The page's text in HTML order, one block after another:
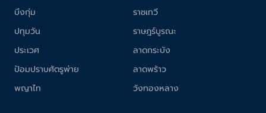
บึงกุ่ม
ปทุมวัน
ประเวศ
ป้อมปราบศัตรูพ่าย
พญาไท
ราชเทวี
ราษฎร์บูรณะ
ลาดกระบัง
ลาดพร้าว
วังทองหลาง